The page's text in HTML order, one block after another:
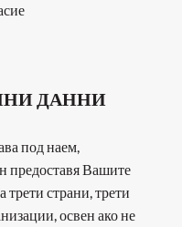
ДАННИ
под наем,
предоставя Вашите
страни, трети
освен ако не